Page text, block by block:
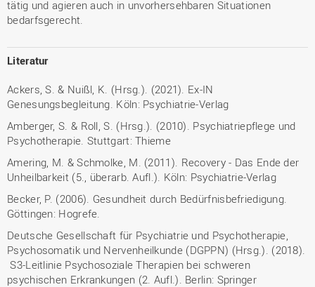
tätig und agieren auch in unvorhersehbaren Situationen
bedarfsgerecht.
Literatur
Ackers, S. & Nuißl, K. (Hrsg.). (2021). Ex-IN
Genesungsbegleitung. Köln: Psychiatrie-Verlag
Amberger, S. & Roll, S. (Hrsg.). (2010). Psychiatriepflege und
Psychotherapie. Stuttgart: Thieme
Amering, M. & Schmolke, M. (2011). Recovery - Das Ende der
Unheilbarkeit (5., überarb. Aufl.). Köln: Psychiatrie-Verlag
Becker, P. (2006). Gesundheit durch Bedürfnisbefriedigung.
Göttingen: Hogrefe.
Deutsche Gesellschaft für Psychiatrie und Psychotherapie,
Psychosomatik und Nervenheilkunde (DGPPN) (Hrsg.). (2018).
S3-Leitlinie Psychosoziale Therapien bei schweren
psychischen Erkrankungen (2. Aufl.). Berlin: Springer